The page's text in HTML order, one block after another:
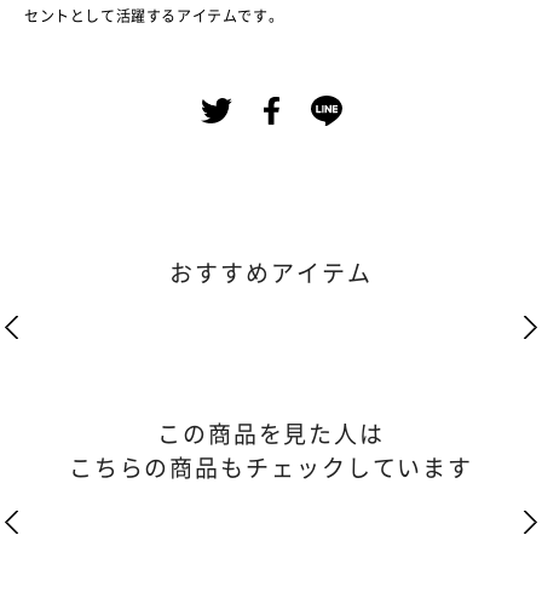
セントとして活躍するアイテムです。
おすすめアイテム
この商品を見た人は
こちらの商品もチェックしています